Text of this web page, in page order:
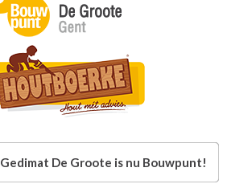
Gedimat De Groote is nu Bouwpunt!